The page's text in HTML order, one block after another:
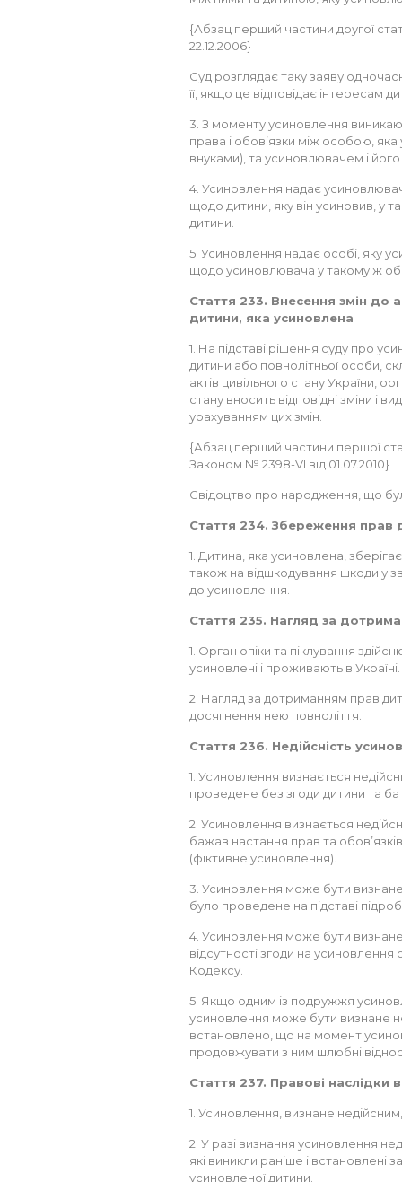
{Абзац перший частини другої
22.12.2006}
Суд розглядає таку заяву
її, якщо це відповідає інтересам
3. З моменту усиновлення
права і обов’язки між особою, яка
внуками), та усиновлювачем і
4. Усиновлення надає
щодо дитини, яку він усиновив, у
дитини.
5. Усиновлення надає особі, яку
щодо усиновлювача у такому ж
Стаття 233. Внесення змін до
дитини, яка усиновлена
1. На підставі рішення суду про
дитини або повнолітньої особи,
актів цивільного стану України,
стану вносить відповідні зміни і
урахуванням цих змін.
{Абзац перший частини першої
Законом № 2398-VI від 01.07.2010}
Свідоцтво про народження, що
Стаття 234. Збереження прав
1. Дитина, яка усиновлена,
також на відшкодування шкоди у
до усиновлення.
Стаття 235. Нагляд за
1. Орган опіки та піклування
усиновлені і проживають в Україні.
2. Нагляд за дотриманням прав
досягнення нею повноліття.
Стаття 236. Недійсність
1. Усиновлення визнається
проведене без згоди дитини та
2. Усиновлення визнається
бажав настання прав та
(фіктивне усиновлення).
3. Усиновлення може бути
було проведене на підставі
4. Усиновлення може бути
відсутності згоди на усиновлення
Кодексу.
5. Якщо одним із подружжя
усиновлення може бути визнане
встановлено, що на момент
продовжувати з ним шлюбні
Стаття 237. Правові наслідки
1. Усиновлення, визнане
2. У разі визнання усиновлення
які виникли раніше і встановлені
усиновленої дитини.